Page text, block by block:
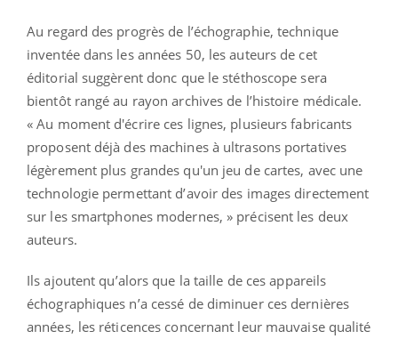
Au regard des progrès de l’échographie, technique
inventée dans les années 50, les auteurs de cet
éditorial suggèrent donc que le stéthoscope sera
bientôt rangé au rayon archives de l’histoire médicale.
« Au moment d'écrire ces lignes, plusieurs fabricants
proposent déjà des machines à ultrasons portatives
légèrement plus grandes qu'un jeu de cartes, avec une
technologie permettant d’avoir des images directement
sur les smartphones modernes, » précisent les deux
auteurs.
Ils ajoutent qu’alors que la taille de ces appareils
échographiques n’a cessé de diminuer ces dernières
années, les réticences concernant leur mauvaise qualité